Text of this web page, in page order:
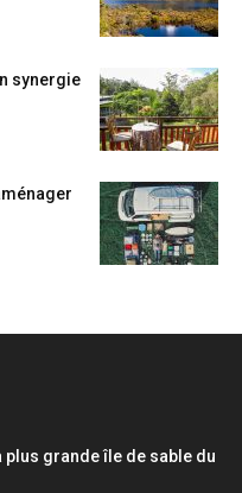
synergie
plus grande île de sable du